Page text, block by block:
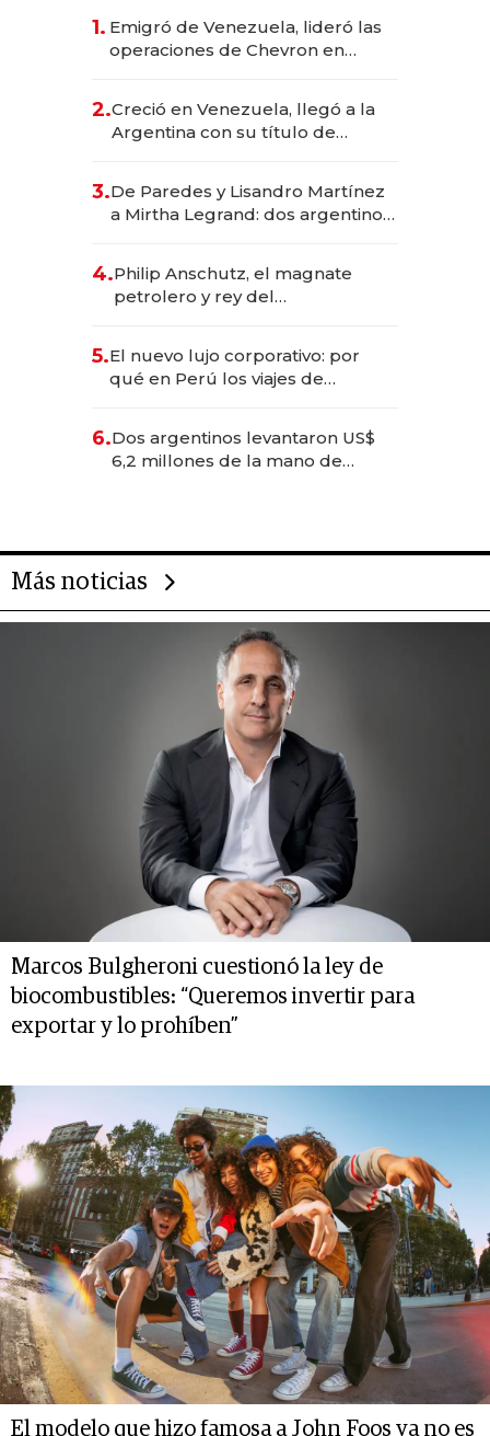
1. Emigró de Venezuela, lideró las
operaciones de Chevron en
2.Creció en Venezuela, llegó a la
Argentina con su título de
las marcas "fast premium"
3.De Paredes y Lisandro Martínez
a Mirtha Legrand: dos argentinos
4.Philip Anschutz, el magnate
petrolero y rey del
Fénix
5.El nuevo lujo corporativo: por
qué en Perú los viajes de
para convertirse en experiencias
transformadoras
6.Dos argentinos levantaron US$
6,2 millones de la mano de
Más noticias
Marcos Bulgheroni cuestionó la ley de
biocombustibles: “Queremos invertir para
exportar y lo prohíben”
El modelo que hizo famosa a John Foos ya no es